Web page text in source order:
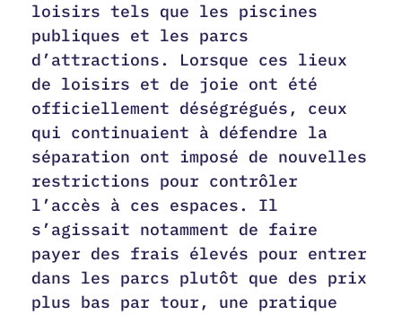
loisirs tels que les piscines
publiques et les parcs
d’attractions. Lorsque ces lieux
de loisirs et de joie ont été
officiellement déségrégués, ceux
qui continuaient à défendre la
séparation ont imposé de nouvelles
restrictions pour contrôler
l’accès à ces espaces. Il
s’agissait notamment de faire
payer des frais élevés pour entrer
dans les parcs plutôt que des prix
plus bas par tour, une pratique